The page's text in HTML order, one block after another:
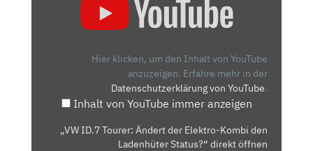
LADENHÜTER
Hier klicken, um den Inhalt von YouTube
anzuzeigen. Erfahre mehr in der
Datenschutzerklärung von YouTube.
Inhalt von YouTube immer anzeigen
„VW ID.7 Tourer: Ändert der Elektro-Kombi den
Ladenhüter Status?“ direkt öffnen